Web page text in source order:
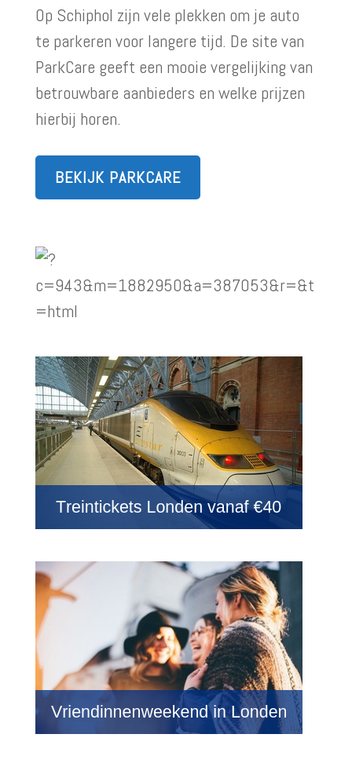
Op Schiphol zijn vele plekken om je auto
te parkeren voor langere tijd. De site van
ParkCare geeft een mooie vergelijking van
betrouwbare aanbieders en welke prijzen
hierbij horen.
BEKIJK PARKCARE